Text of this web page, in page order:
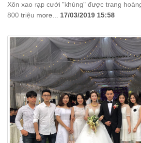
Xôn xao rạp cưới "khủng" được trang
800 triệu more... 17/03/2019 15:58